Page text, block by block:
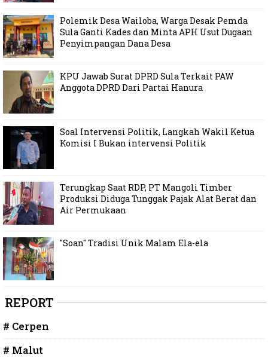
Polemik Desa Wailoba, Warga Desak Pemda
Sula Ganti Kades dan Minta APH Usut Dugaan
Penyimpangan Dana Desa
KPU Jawab Surat DPRD Sula Terkait PAW
Anggota DPRD Dari Partai Hanura
Soal Intervensi Politik, Langkah Wakil Ketua
Komisi I Bukan intervensi Politik
Terungkap Saat RDP, PT Mangoli Timber
Produksi Diduga Tunggak Pajak Alat Berat dan
Air Permukaan
"Soan" Tradisi Unik Malam Ela-ela
REPORT
# Cerpen
# Malut